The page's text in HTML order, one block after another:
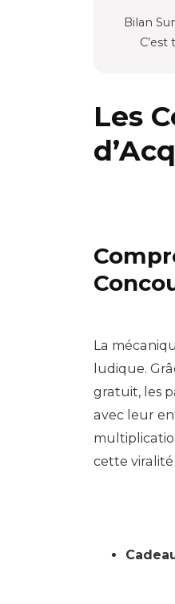
Bilan
Les
La
ludique.
gratuit, les
avec leur
cette viralité